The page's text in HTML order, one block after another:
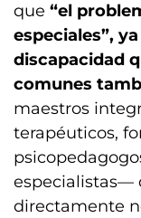
que “el
especiales”,
discapacidad
comunes
maestros
terapéuticos,
especialistas—
directamente